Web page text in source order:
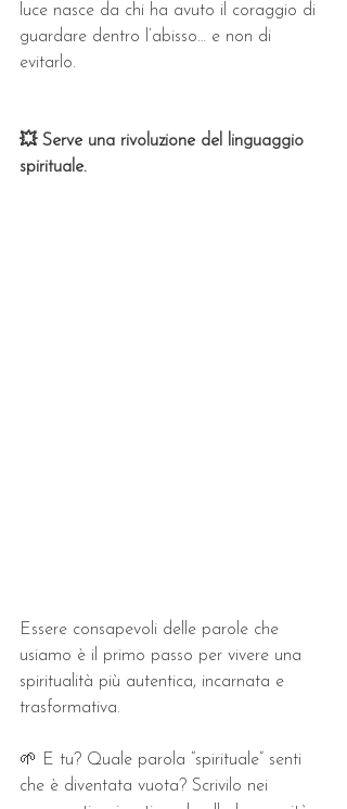
luce nasce da chi ha avuto il coraggio di
guardare dentro l’abisso… e non di
evitarlo.
💥 Serve una rivoluzione del linguaggio
spirituale.
Essere consapevoli delle parole che
usiamo è il primo passo per vivere una
spiritualità più autentica, incarnata e
trasformativa.
🌱 E tu? Quale parola “spirituale” senti
che è diventata vuota? Scrivilo nei